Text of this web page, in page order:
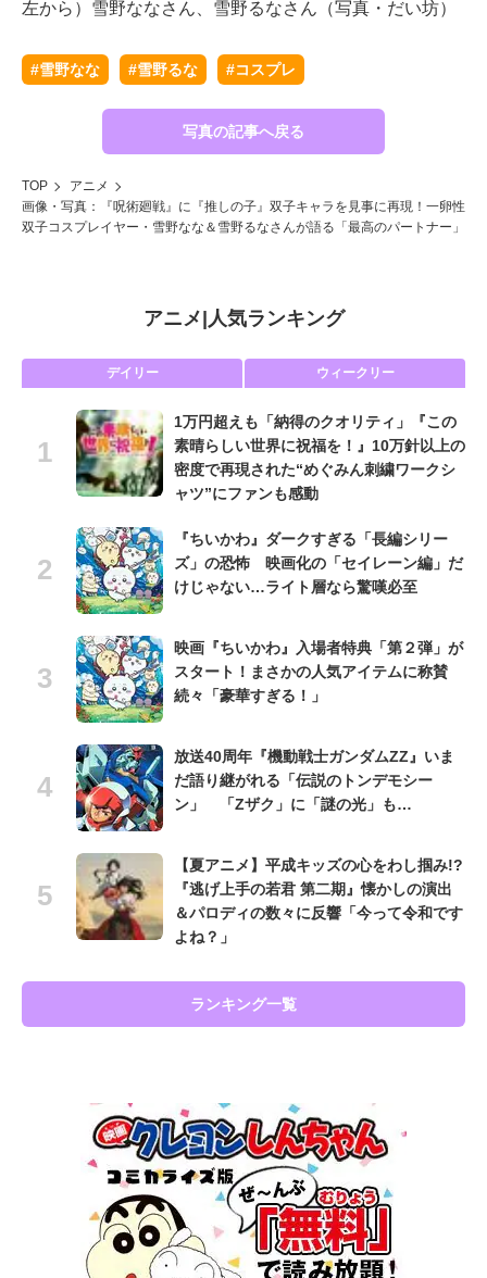
左から）雪野ななさん、雪野るなさん（写真・だい坊）
#雪野なな #雪野るな #コスプレ
写真の記事へ戻る
TOP
アニメ
画像・写真：『呪術廻戦』に『推しの子』双子キャラを見事に再現！一卵性
双子コスプレイヤー・雪野なな＆雪野るなさんが語る「最高のパートナー」
アニメ 人気ランキング
デイリー ウィークリー
1万円超えも「納得のクオリティ」『この
素晴らしい世界に祝福を！』10万針以上の
密度で再現された“めぐみん刺繍ワークシ
ャツ”にファンも感動
『ちいかわ』ダークすぎる「長編シリー
ズ」の恐怖 映画化の「セイレーン編」だ
けじゃない…ライト層なら驚嘆必至
映画『ちいかわ』入場者特典「第２弾」が
スタート！まさかの人気アイテムに称賛
続々「豪華すぎる！」
放送40周年『機動戦士ガンダムZZ』いま
だ語り継がれる「伝説のトンデモシー
ン」 「Zザク」に「謎の光」も…
【夏アニメ】平成キッズの心をわし掴み!?
『逃げ上手の若君 第二期』懐かしの演出
＆パロディの数々に反響「今って令和です
よね？」
ランキング一覧